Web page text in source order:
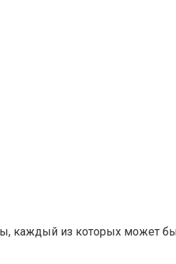
каждый из которых может